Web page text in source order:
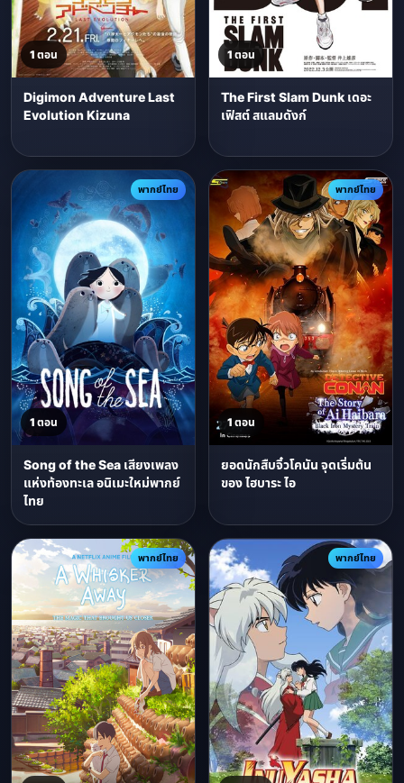
1 ตอน
Digimon Adventure Last
Evolution Kizuna
1 ตอน
The First Slam Dunk เดอะ
เฟิสต์ สแลมดังก์
พากย์ไทย
1 ตอน
Song of the Sea เสียงเพลง
แห่งท้องทะเล อนิเมะใหม่พากย์
ไทย
พากย์ไทย
1 ตอน
ยอดนักสืบจิ๋วโคนัน จุดเริ่มต้น
ของ ไฮบาระ ไอ
พากย์ไทย พากย์ไทย